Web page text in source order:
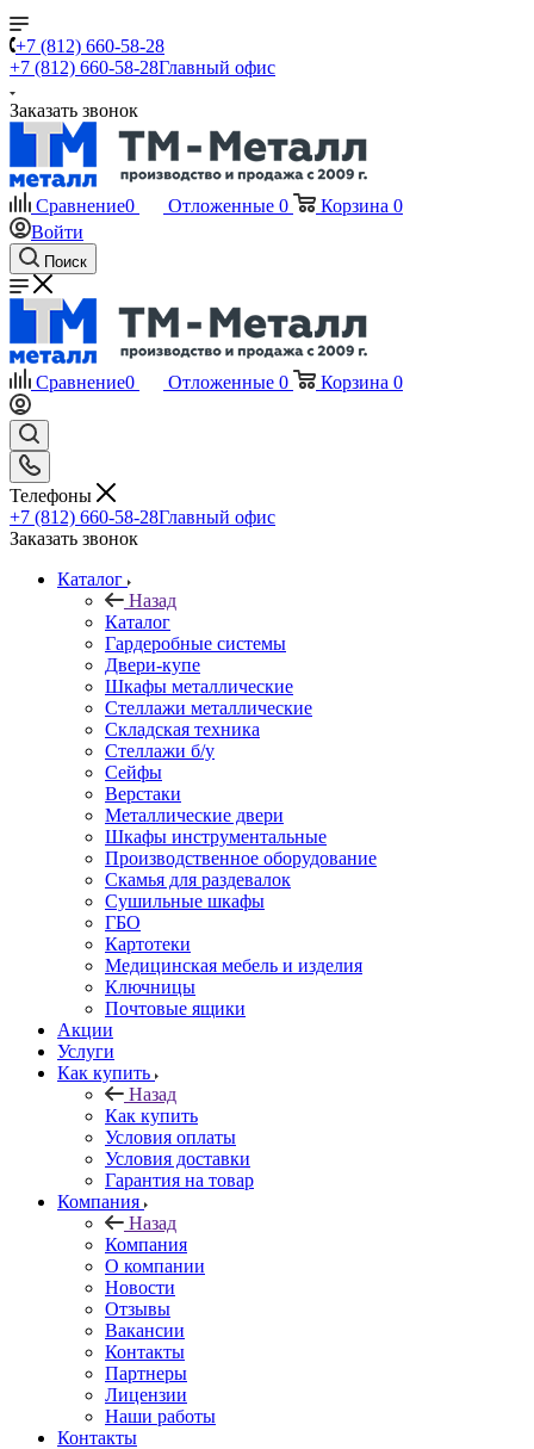
+7 (812) 660-58-28
+7 (812) 660-58-28Главный офис
Заказать звонок
Сравнение0 Отложенные 0 Корзина 0
Войти
Поиск
Сравнение0 Отложенные 0 Корзина 0
Телефоны
+7 (812) 660-58-28Главный офис
Заказать звонок
Каталог
Назад
Каталог
Гардеробные системы
Двери-купе
Шкафы металлические
Стеллажи металлические
Складская техника
Стеллажи б/у
Сейфы
Верстаки
Металлические двери
Шкафы инструментальные
Производственное оборудование
Скамья для раздевалок
Сушильные шкафы
ГБО
Картотеки
Медицинская мебель и изделия
Ключницы
Почтовые ящики
Акции
Услуги
Как купить
Назад
Как купить
Условия оплаты
Условия доставки
Гарантия на товар
Компания
Назад
Компания
О компании
Новости
Отзывы
Вакансии
Контакты
Партнеры
Лицензии
Наши работы
Контакты